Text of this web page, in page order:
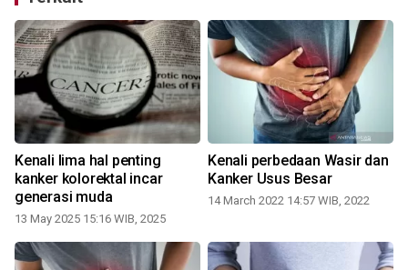
Kenali lima hal penting
kanker kolorektal incar
generasi muda
13 May 2025 15:16 WIB, 2025
Kenali perbedaan Wasir dan
Kanker Usus Besar
14 March 2022 14:57 WIB, 2022